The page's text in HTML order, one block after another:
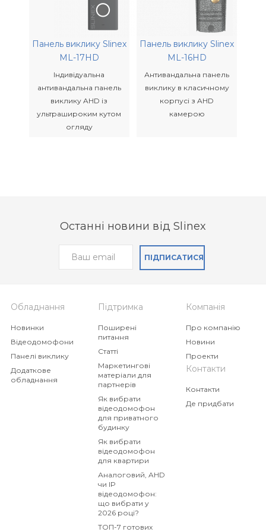
Панель виклику Slinex
ML-17HD
Індивідуальна
антивандальна панель
виклику AHD із
ультрашироким кутом
огляду
Панель виклику Slinex
ML-16HD
Антивандальна панель
виклику в класичному
корпусі з AHD
камерою
Панель виклику Slinex
ML-20TLHD
системою виклику
Панель виклику Slinex
MA-01HD
Останні новини від Slinex
ПІДПИСАТИСЯ
Обладнання
Новинки
Відеодомофони
Панелі виклику
Додаткове
обладнання
Підтримка
Поширені
питання
Статті
Маркетингові
матеріали для
партнерів
Як вибрати
відеодомофон
для приватного
будинку
Як вибрати
відеодомофон
для квартири
Аналоговий, AHD
чи IP
відеодомофон:
що вибрати у
2026 році?
ТОП-7 готових
Компанія
Про компанію
Новини
Проекти
Контакти
Контакти
Де придбати